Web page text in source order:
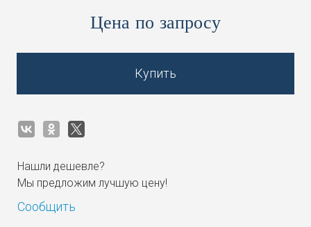
Цена по запросу
Купить
Нашли дешевле?
Мы предложим лучшую цену!
Сообщить